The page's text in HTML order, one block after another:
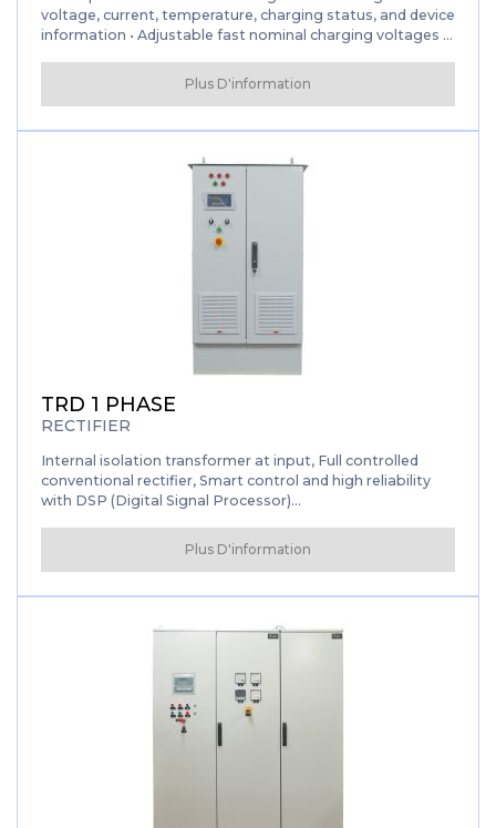
voltage, current, temperature, charging status, and device
information • Adjustable fast nominal charging voltages •
Overcurrent protection / Short circuit protection • High
(LVD) (optional) • External alarm contacts
Plus D'information
TRD 1 PHASE
RECTIFIER
Internal isolation transformer at input, Full controlled
conventional rectifier, Smart control and high reliability
with DSP (Digital Signal Processor)...
Plus D'information